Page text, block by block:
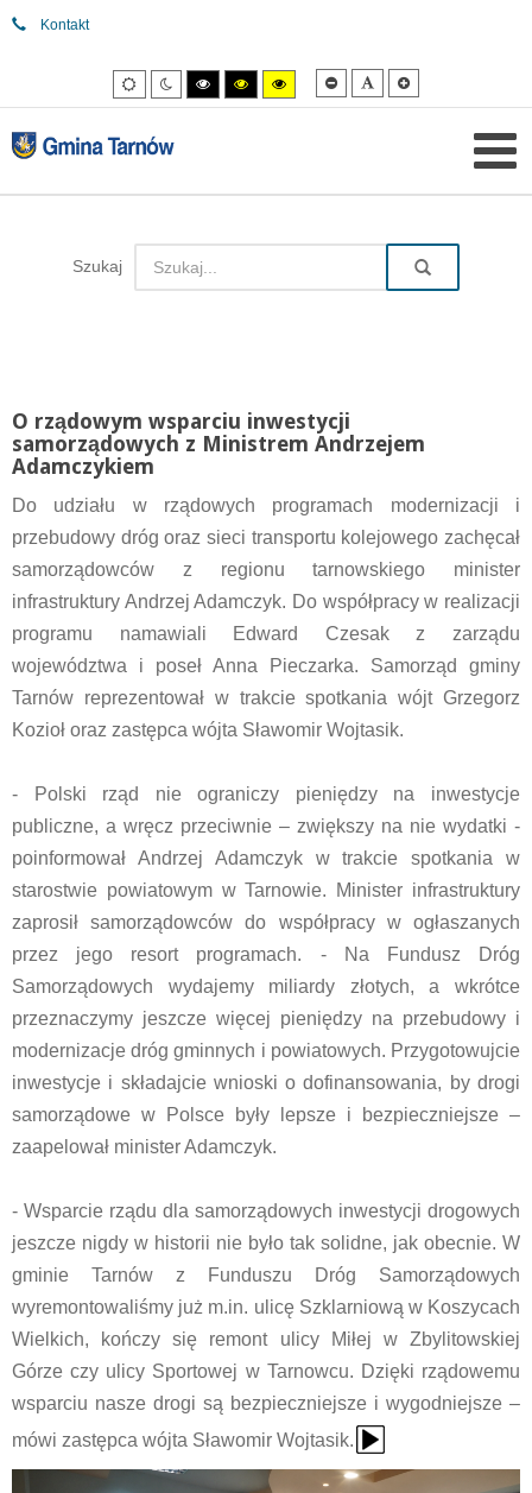
Kontakt
Tryb
domyślny
Tryb
nocny
Tryb
wysokiego
kontrastu
Tryb
wysokiego
kontrastu
Tryb
wysokiego
kontrastu
Mniejsza
czcionka
Domyślna
czcionka
Szukaj
O rządowym wsparciu inwestycji
samorządowych z Ministrem Andrzejem
Adamczykiem
Do udziału w rządowych programach modernizacji i
przebudowy dróg oraz sieci transportu kolejowego zachęcał
samorządowców z regionu tarnowskiego minister
infrastruktury Andrzej Adamczyk. Do współpracy w realizacji
programu namawiali Edward Czesak z zarządu
województwa i poseł Anna Pieczarka. Samorząd gminy
Tarnów reprezentował w trakcie spotkania wójt Grzegorz
Kozioł oraz zastępca wójta Sławomir Wojtasik.
- Polski rząd nie ograniczy pieniędzy na inwestycje
publiczne, a wręcz przeciwnie – zwiększy na nie wydatki -
poinformował Andrzej Adamczyk w trakcie spotkania w
starostwie powiatowym w Tarnowie. Minister infrastruktury
zaprosił samorządowców do współpracy w ogłaszanych
przez jego resort programach. - Na Fundusz Dróg
Samorządowych wydajemy miliardy złotych, a wkrótce
przeznaczymy jeszcze więcej pieniędzy na przebudowy i
modernizacje dróg gminnych i powiatowych. Przygotowujcie
inwestycje i składajcie wnioski o dofinansowania, by drogi
samorządowe w Polsce były lepsze i bezpieczniejsze –
zaapelował minister Adamczyk.
- Wsparcie rządu dla samorządowych inwestycji drogowych
jeszcze nigdy w historii nie było tak solidne, jak obecnie. W
gminie Tarnów z Funduszu Dróg Samorządowych
wyremontowaliśmy już m.in. ulicę Szklarniową w Koszycach
Wielkich, kończy się remont ulicy Miłej w Zbylitowskiej
Górze czy ulicy Sportowej w Tarnowcu. Dzięki rządowemu
wsparciu nasze drogi są bezpieczniejsze i wygodniejsze –
mówi zastępca wójta Sławomir Wojtasik.
{Play}